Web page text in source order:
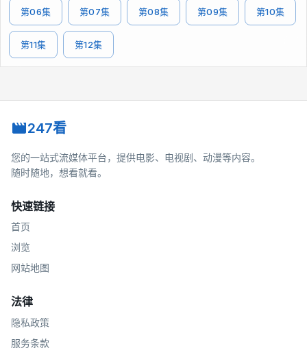
第06集 第07集 第08集 第09集 第10集
第11集 第12集
247看
您的一站式流媒体平台，提供电影、电视剧、动漫等内容。
随时随地，想看就看。
快速链接
首页
浏览
网站地图
法律
隐私政策
服务条款